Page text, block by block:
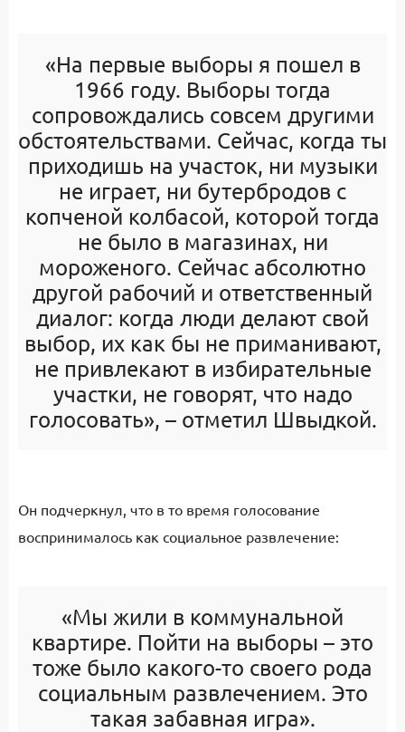
«На первые выборы я пошел в
1966 году. Выборы тогда
сопровождались совсем другими
обстоятельствами. Сейчас, когда ты
приходишь на участок, ни музыки
не играет, ни бутербродов с
копченой колбасой, которой тогда
не было в магазинах, ни
мороженого. Сейчас абсолютно
другой рабочий и ответственный
диалог: когда люди делают свой
выбор, их как бы не приманивают,
не привлекают в избирательные
участки, не говорят, что надо
голосовать», – отметил Швыдкой.
Он подчеркнул, что в то время голосование
воспринималось как социальное развлечение:
«Мы жили в коммунальной
квартире. Пойти на выборы – это
тоже было какого-то своего рода
социальным развлечением. Это
такая забавная игра».